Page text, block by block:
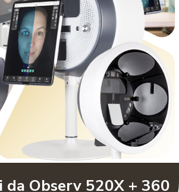
da Observ 520X + 360